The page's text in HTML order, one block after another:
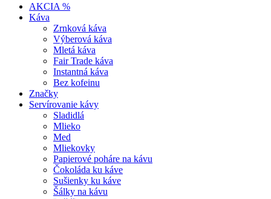
AKCIA %
Káva
Zrnková káva
Výberová káva
Mletá káva
Fair Trade káva
Instantná káva
Bez kofeinu
Značky
Servírovanie kávy
Sladidlá
Mlieko
Med
Mliekovky
Papierové poháre na kávu
Čokoláda ku káve
Sušienky ku káve
Šálky na kávu